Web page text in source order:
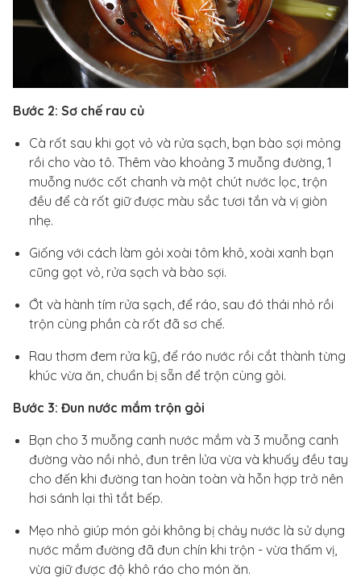
Bước 2: Sơ chế rau củ
Cà rốt sau khi gọt vỏ và rửa sạch, bạn bào sợi mỏng
rồi cho vào tô. Thêm vào khoảng 3 muỗng đường, 1
muỗng nước cốt chanh và một chút nước lọc, trộn
đều để cà rốt giữ được màu sắc tươi tắn và vị giòn
nhẹ.
Giống với cách làm gỏi xoài tôm khô, xoài xanh bạn
cũng gọt vỏ, rửa sạch và bào sợi.
Ớt và hành tím rửa sạch, để ráo, sau đó thái nhỏ rồi
trộn cùng phần cà rốt đã sơ chế.
Rau thơm đem rửa kỹ, để ráo nước rồi cắt thành từng
khúc vừa ăn, chuẩn bị sẵn để trộn cùng gỏi.
Bước 3: Đun nước mắm trộn gỏi
Bạn cho 3 muỗng canh nước mắm và 3 muỗng canh
đường vào nồi nhỏ, đun trên lửa vừa và khuấy đều tay
cho đến khi đường tan hoàn toàn và hỗn hợp trở nên
hơi sánh lại thì tắt bếp.
Mẹo nhỏ giúp món gỏi không bị chảy nước là sử dụng
nước mắm đường đã đun chín khi trộn - vừa thấm vị,
vừa giữ được độ khô ráo cho món ăn.